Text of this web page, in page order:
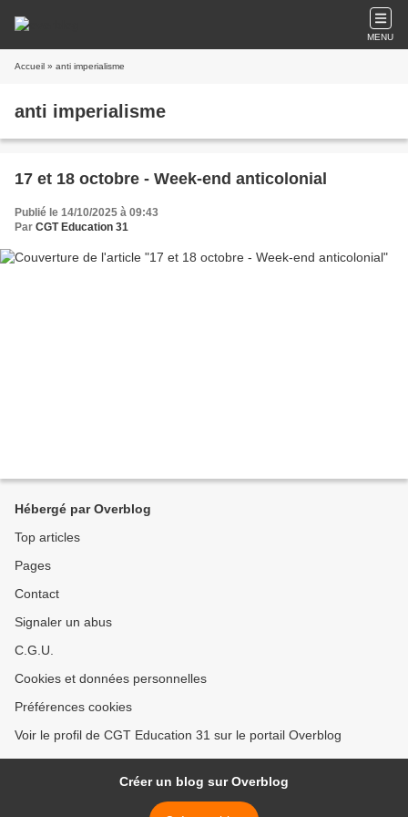
MENU
Accueil » anti imperialisme
anti imperialisme
17 et 18 octobre - Week-end anticolonial
Publié le 14/10/2025 à 09:43
Par CGT Education 31
Hébergé par Overblog
Top articles
Pages
Contact
Signaler un abus
C.G.U.
Cookies et données personnelles
Préférences cookies
Voir le profil de CGT Education 31 sur le portail Overblog
Créer un blog sur Overblog